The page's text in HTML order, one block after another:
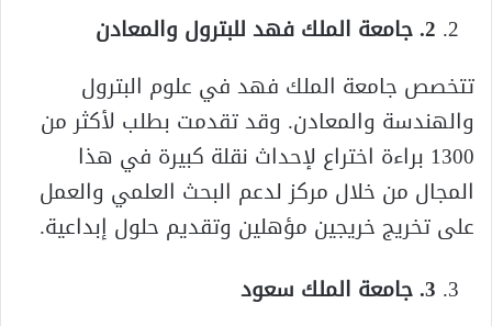
2. جامعة الملك فهد للبترول والمعادن
تتخصص جامعة الملك فهد في علوم البترول
والهندسة والمعادن. وقد تقدمت بطلب لأكثر من
1300 براءة اختراع لإحداث نقلة كبيرة في هذا
المجال من خلال مركز لدعم البحث العلمي والعمل
على تخريج خريجين مؤهلين وتقديم حلول إبداعية.
3. جامعة الملك سعود